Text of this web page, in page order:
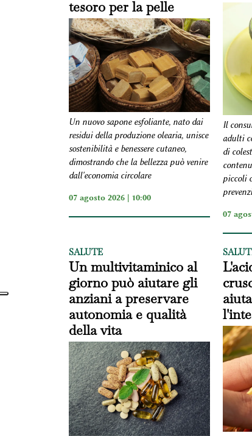
tesoro per la pelle
Un nuovo sapone esfoliante, nato dai
residui della produzione olearia, unisce
sostenibilità e benessere cutaneo,
dimostrando che la bellezza può venire
dall'economia circolare
07 agosto 2026 | 10:00
Il
adulti
di
piccoli
07
SALUTE
Un multivitaminico al
giorno può aiutare gli
anziani a preservare
autonomia e qualità
della vita